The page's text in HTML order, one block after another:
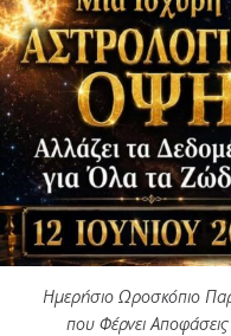
Ημερήσιο Ωροσκόπιο
που Φέρνει Αποφάσεις